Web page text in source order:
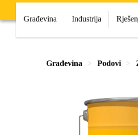
Građevina Industrija
Građevina Podovi